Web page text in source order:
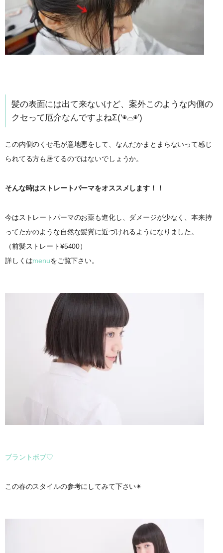
髪の表面には出て来ないけど、案外このような内側の
クセって厄介なんですよねΣ(‘◉⌓◉’)
この内側のくせ毛が意地悪をして、なんだかまとまらないって感じ
られてる方も居てるのではないでしょうか。
そんな時はストレートパーマをオススメします！！
今はストレートパーマのお薬も進化し、ダメージが少なく、本来持
ってたかのような自然な髪質に近づけれるようになりました。
（前髪ストレート¥5400）
詳しくはmenuをご覧下さい。
ブラントボブ♡
この春のスタイルの参考にしてみて下さい✴︎